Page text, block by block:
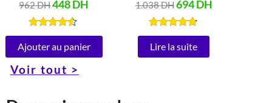
Peut ouvrir à 180°
(1850-2200W, 220-
240V)
962DH448DH
Note
4.40
sur 5
Ajouter au panier
(1000W)
1.038DH694DH
Note
4.67
Lire la suite
Voir tout >